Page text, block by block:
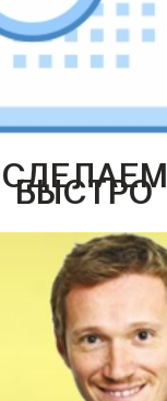
СДЕЛАЕМ
БЫСТРО